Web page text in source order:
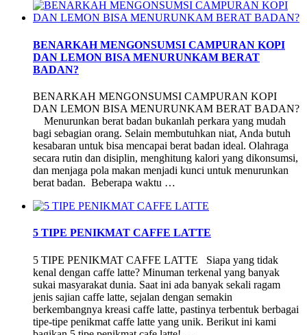
BENARKAH MENGONSUMSI CAMPURAN KOPI
DAN LEMON BISA MENURUNKAM BERAT
BADAN?
BENARKAH MENGONSUMSI CAMPURAN KOPI
DAN LEMON BISA MENURUNKAM BERAT BADAN?
Menurunkan berat badan bukanlah perkara yang mudah
bagi sebagian orang. Selain membutuhkan niat, Anda butuh
kesabaran untuk bisa mencapai berat badan ideal. Olahraga
secara rutin dan disiplin, menghitung kalori yang dikonsumsi,
dan menjaga pola makan menjadi kunci untuk menurunkan
berat badan. Beberapa waktu …
5 TIPE PENIKMAT CAFFE LATTE
5 TIPE PENIKMAT CAFFE LATTE Siapa yang tidak
kenal dengan caffe latte? Minuman terkenal yang banyak
sukai masyarakat dunia. Saat ini ada banyak sekali ragam
jenis sajian caffe latte, sejalan dengan semakin
berkembangnya kreasi caffe latte, pastinya terbentuk berbagai
tipe-tipe penikmat caffe latte yang unik. Berikut ini kami